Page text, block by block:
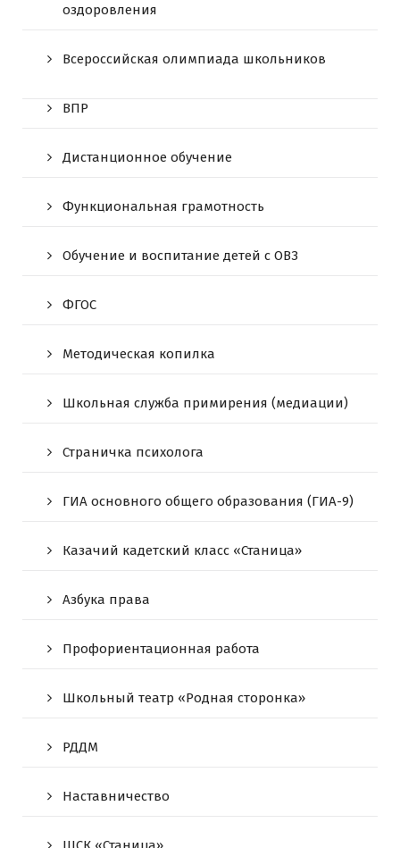
оздоровления
Всероссийская олимпиада школьников
ВПР
Дистанционное обучение
Функциональная грамотность
Обучение и воспитание детей с ОВЗ
ФГОС
Методическая копилка
Школьная служба примирения (медиации)
Страничка психолога
ГИА основного общего образования (ГИА-9)
Казачий кадетский класс «Станица»
Азбука права
Профориентационная работа
Школьный театр «Родная сторонка»
РДДМ
Наставничество